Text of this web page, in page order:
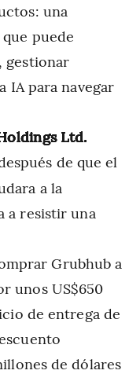
una
puede
gestionar
IA para navegar
Ltd.
de que el
a la
a resistir una
Grubhub a
unos US$650
de entrega de
de dólares